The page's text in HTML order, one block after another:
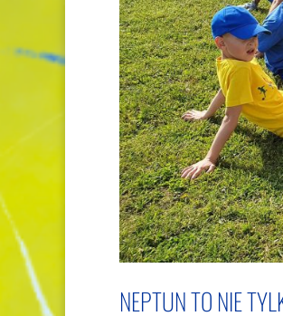
NEPTUN TO NIE